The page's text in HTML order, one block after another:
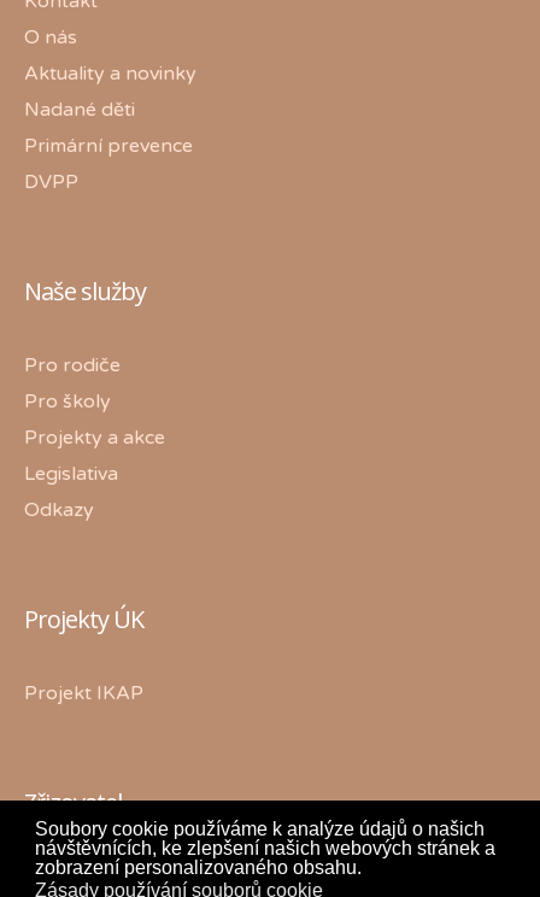
Soubory cookie používáme k analýze údajů o našich
návštěvnících, ke zlepšení našich webových stránek a
zobrazení personalizovaného obsahu.
Zásady používání souborů cookie
O nás
Aktuality a novinky
Nadané děti
Primární prevence
DVPP
Naše služby
Pro rodiče
Pro školy
Projekty a akce
Legislativa
Odkazy
Projekty ÚK
Projekt IKAP
Zřizovatel